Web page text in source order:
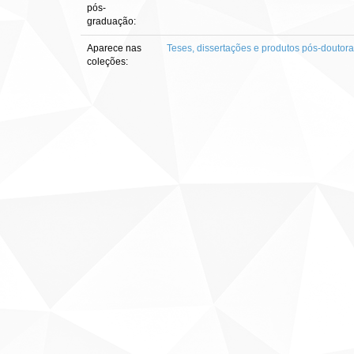
pós-
graduação:
Aparece nas
coleções:
Teses, dissertações e produtos pós-